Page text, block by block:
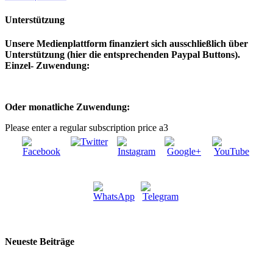
Unterstützung
Unsere Medienplattform finanziert sich ausschließlich über
Unterstützung (hier die entsprechenden Paypal Buttons).
Einzel- Zuwendung:
Oder monatliche Zuwendung:
Please enter a regular subscription price a3
Neueste Beiträge